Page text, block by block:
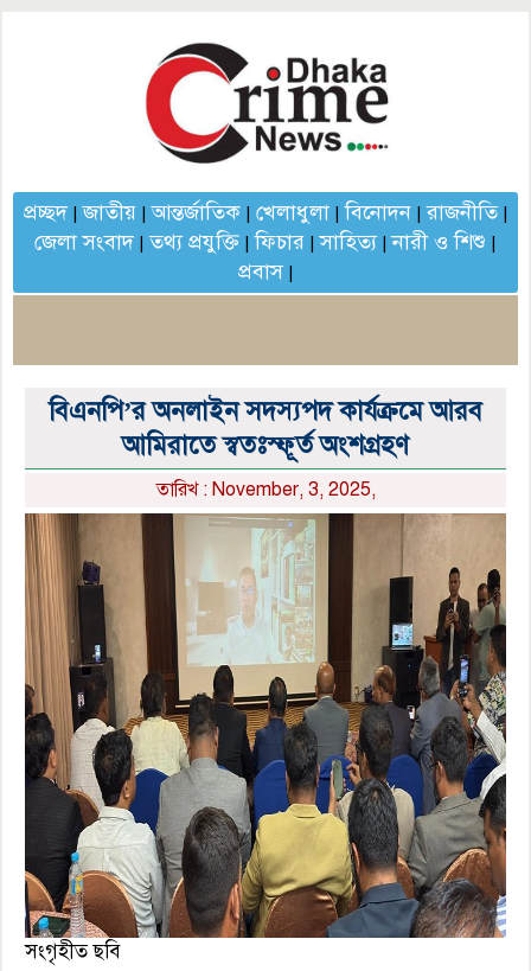
প্রচ্ছদ|জাতীয়|আন্তর্জাতিক| খেলাধুলা|বিনোদন|রাজনীতি|
জেলা সংবাদ|তথ্য প্রযুক্তি |ফিচার |সাহিত্য|নারী ও শিশু |
প্রবাস|
বিএনপি’র অনলাইন সদস্যপদ কার্যক্রমে আরব
আমিরাতে স্বতঃস্ফূর্ত অংশগ্রহণ
তারিখ : November, 3, 2025,
সংগৃহীত ছবি